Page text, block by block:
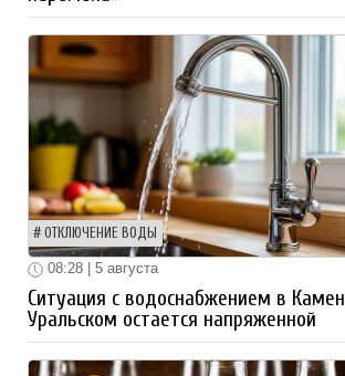
ОТКЛЮЧЕНИЕ ВОДЫ
08:28 | 5 августа
Ситуация с водоснабжением в
Уральском остается напряженной